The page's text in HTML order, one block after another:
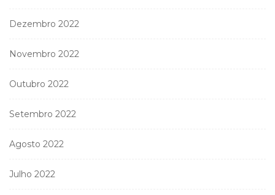
Dezembro 2022
Novembro 2022
Outubro 2022
Setembro 2022
Agosto 2022
Julho 2022